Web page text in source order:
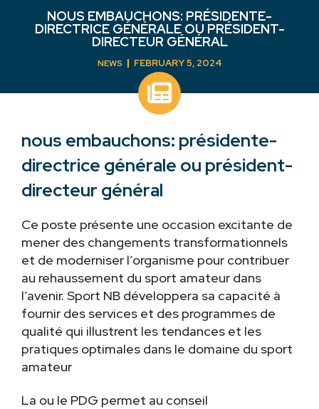
NOUS EMBAUCHONS: PRÉSIDENTE-
DIRECTRICE GÉNÉRALE OU PRÉSIDENT-
DIRECTEUR GÉNÉRAL
NEWS FEBRUARY 5, 2024
nous embauchons: présidente-
directrice générale ou président-
directeur général
Ce poste présente une occasion excitante de
mener des changements transformationnels
et de moderniser l’organisme pour contribuer
au rehaussement du sport amateur dans
l’avenir. Sport NB développera sa capacité à
fournir des services et des programmes de
qualité qui illustrent les tendances et les
pratiques optimales dans le domaine du sport
amateur
La ou le PDG permet au conseil